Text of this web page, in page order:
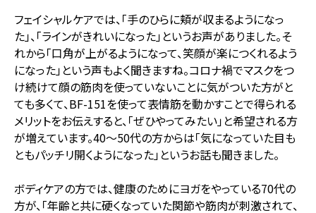
フェイシャルケアでは、「手のひらに頬が収まるようになっ
た」、「ラインがきれいになった」というお声がありました。そ
れから「口角が上がるようになって、笑顔が楽につくれるよう
になった」という声もよく聞きますね。コロナ禍でマスクをつ
け続けて顔の筋肉を使っていないことに気がついた方がと
ても多くて、BF-151を使って表情筋を動かすことで得られる
メリットをお伝えすると、「ぜひやってみたい」と希望される方
が増えています。40～50代の方からは「気になっていた目も
ともパッチリ開くようになった」というお話も聞きました。
ボディケアの方では、健康のためにヨガをやっている70代の
方が、「年齢と共に硬くなっていた関節や筋肉が刺激されて、